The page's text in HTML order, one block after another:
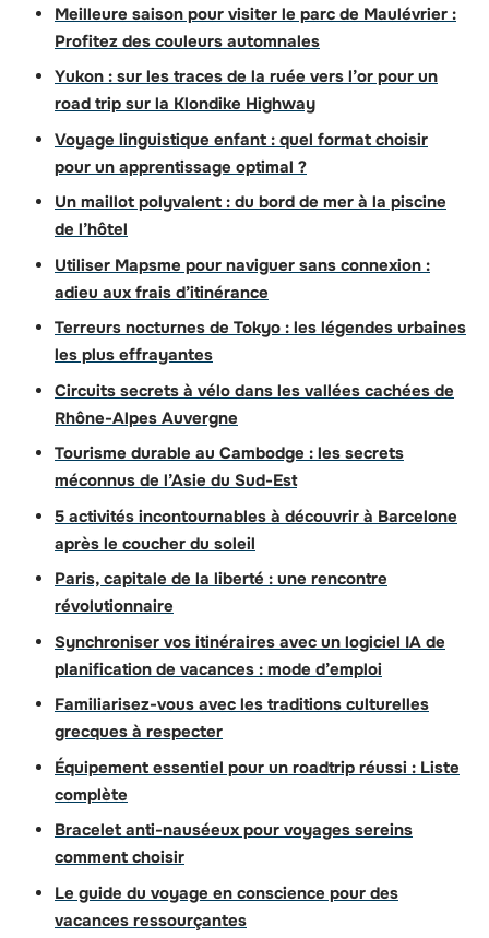
Meilleure saison pour visiter le parc de Maulévrier :
Profitez des couleurs automnales
Yukon : sur les traces de la ruée vers l’or pour un
road trip sur la Klondike Highway
Voyage linguistique enfant : quel format choisir
pour un apprentissage optimal ?
Un maillot polyvalent : du bord de mer à la piscine
de l’hôtel
Utiliser Mapsme pour naviguer sans connexion :
adieu aux frais d’itinérance
Terreurs nocturnes de Tokyo : les légendes urbaines
les plus effrayantes
Circuits secrets à vélo dans les vallées cachées de
Rhône-Alpes Auvergne
Tourisme durable au Cambodge : les secrets
méconnus de l’Asie du Sud-Est
5 activités incontournables à découvrir à Barcelone
après le coucher du soleil
Paris, capitale de la liberté : une rencontre
révolutionnaire
Synchroniser vos itinéraires avec un logiciel IA de
planification de vacances : mode d’emploi
Familiarisez-vous avec les traditions culturelles
grecques à respecter
Équipement essentiel pour un roadtrip réussi : Liste
complète
Bracelet anti-nauséeux pour voyages sereins
comment choisir
Le guide du voyage en conscience pour des
vacances ressourçantes